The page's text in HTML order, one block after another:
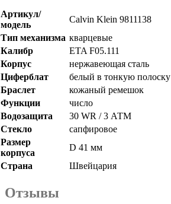
Артикул/
модель
Calvin Klein 9811138
Тип механизма кварцевые
Калибр
ETA F05.111
Корпус
нержавеющая сталь
Циферблат
белый в тонкую полоску
Браслет
кожаный ремешок
Функции
число
Водозащита
30 WR / 3 АТМ
Стекло
сапфировое
Размер
корпуса
D 41 мм
Страна
Швейцария
Отзывы